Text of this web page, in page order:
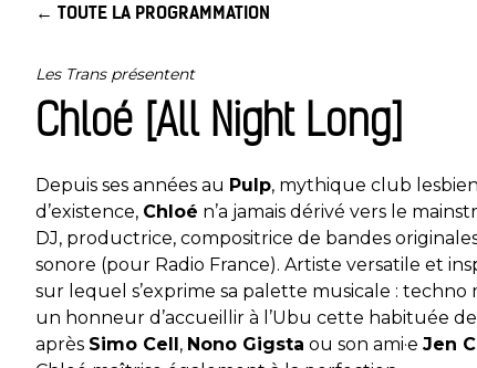
← TOUTE LA PROGRAMMATION
Les Trans présentent
Chloé [All Night Long]
Depuis ses années au Pulp, mythique club
d’existence, Chloé n’a jamais dérivé vers le
DJ, productrice, compositrice de bandes
sonore (pour Radio France). Artiste versatile et
sur lequel s’exprime sa palette musicale :
un honneur d’accueillir à l’Ubu cette habituée
après Simo Cell, Nono Gigsta ou son ami·e Jen